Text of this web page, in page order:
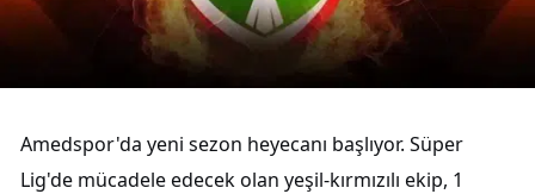
Amedspor'da yeni sezon heyecanı başlıyor. Süper
Lig'de mücadele edecek olan yeşil-kırmızılı ekip, 1